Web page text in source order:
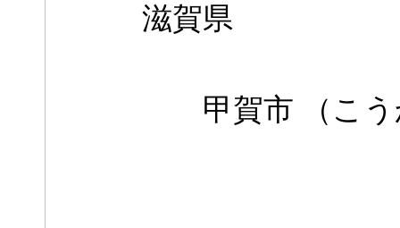
滋賀県
甲賀市 （こう